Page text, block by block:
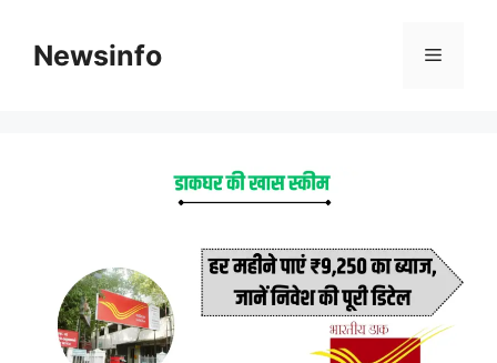
contentNewsinfo Menu